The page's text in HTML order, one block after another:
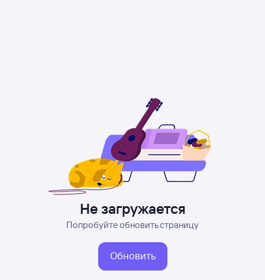
Не загружается
Попробуйте обновить страницу
Обновить